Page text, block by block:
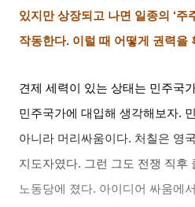
있지만 상장되고 나면 일종의 ‘주
작동한다. 이럴 때 어떻게 권력을
견제 세력이 있는 상태는 민주국
민주국가에 대입해 생각해보자.
아니라 머리싸움이다. 처칠은 영
지도자였다. 그런 그도 전쟁 직후
노동당에 졌다. 아이디어 싸움에